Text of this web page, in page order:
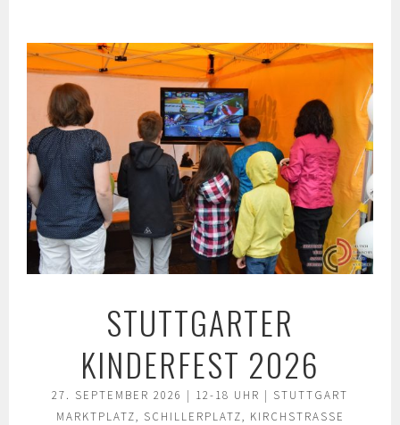
Inhalt
STUTTGARTER
KINDERFEST 2026
27. SEPTEMBER 2026 | 12-18 UHR | STUTTGART
MARKTPLATZ, SCHILLERPLATZ, KIRCHSTRASSE